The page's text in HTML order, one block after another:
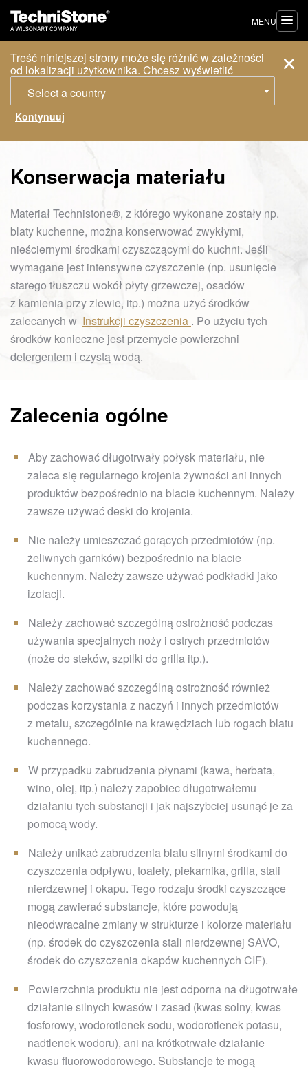
Treść niniejszej strony może się różnić w zależności
od lokalizacji użytkownika. Chcesz wyświetlić
Select a country
MENU
Konserwacja materiału
Materiał Technistone®, z którego wykonane zostały np.
blaty kuchenne, można konserwować zwykłymi,
nieściernymi środkami czyszczącymi do kuchni. Jeśli
wymagane jest intensywne czyszczenie (np. usunięcie
starego tłuszczu wokół płyty grzewczej, osadów
z kamienia przy zlewie, itp.) można użyć środków
zalecanych w Instrukcji czyszczenia . Po użyciu tych
środków konieczne jest przemycie powierzchni
detergentem i czystą wodą.
Zalecenia ogólne
Aby zachować długotrwały połysk materiału, nie
zaleca się regularnego krojenia żywności ani innych
produktów bezpośrednio na blacie kuchennym. Należy
zawsze używać deski do krojenia.
Nie należy umieszczać gorących przedmiotów (np.
żeliwnych garnków) bezpośrednio na blacie
kuchennym. Należy zawsze używać podkładki jako
izolacji.
Należy zachować szczególną ostrożność podczas
używania specjalnych noży i ostrych przedmiotów
(noże do steków, szpilki do grilla itp.).
Należy zachować szczególną ostrożność również
podczas korzystania z naczyń i innych przedmiotów
z metalu, szczególnie na krawędziach lub rogach blatu
kuchennego.
W przypadku zabrudzenia płynami (kawa, herbata,
wino, olej, itp.) należy zapobiec długotrwałemu
działaniu tych substancji i jak najszybciej usunąć je za
pomocą wody.
Należy unikać zabrudzenia blatu silnymi środkami do
czyszczenia odpływu, toalety, piekarnika, grilla, stali
nierdzewnej i okapu. Tego rodzaju środki czyszczące
mogą zawierać substancje, które powodują
nieodwracalne zmiany w strukturze i kolorze materiału
(np. środek do czyszczenia stali nierdzewnej SAVO,
środek do czyszczenia okapów kuchennych CIF).
Powierzchnia produktu nie jest odporna na długotrwałe
działanie silnych kwasów i zasad (kwas solny, kwas
fosforowy, wodorotlenek sodu, wodorotlenek potasu,
nadtlenek wodoru), ani na krótkotrwałe działanie
kwasu fluorowodorowego. Substancje te mogą